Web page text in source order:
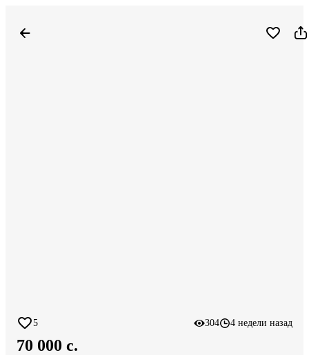
5 304 4 недели назад
70 000 c.